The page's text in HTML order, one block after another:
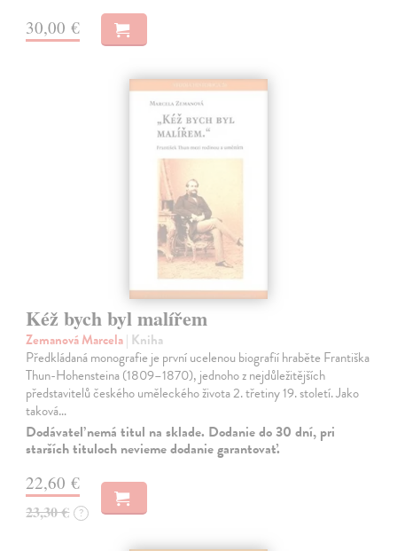
30,00 €
Kéž bych byl malířem
Zemanová Marcela| Kniha
Předkládaná monografie je první ucelenou biografií hraběte Františka
Thun-Hohensteina (1809–1870), jednoho z nejdůležitějších
představitelů českého uměleckého života 2. třetiny 19. století. Jako
taková…
Dodávateľ nemá titul na sklade. Dodanie do 30 dní, pri
starších tituloch nevieme dodanie garantovať.
22,60 €
23,30 € ?